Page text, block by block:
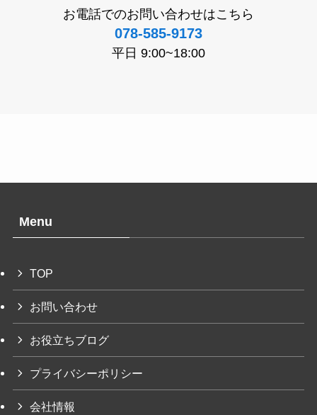
お電話でのお問い合わせはこちら
078-585-9173
平日 9:00~18:00
Menu
TOP
お問い合わせ
お役立ちブログ
プライバシーポリシー
会社情報